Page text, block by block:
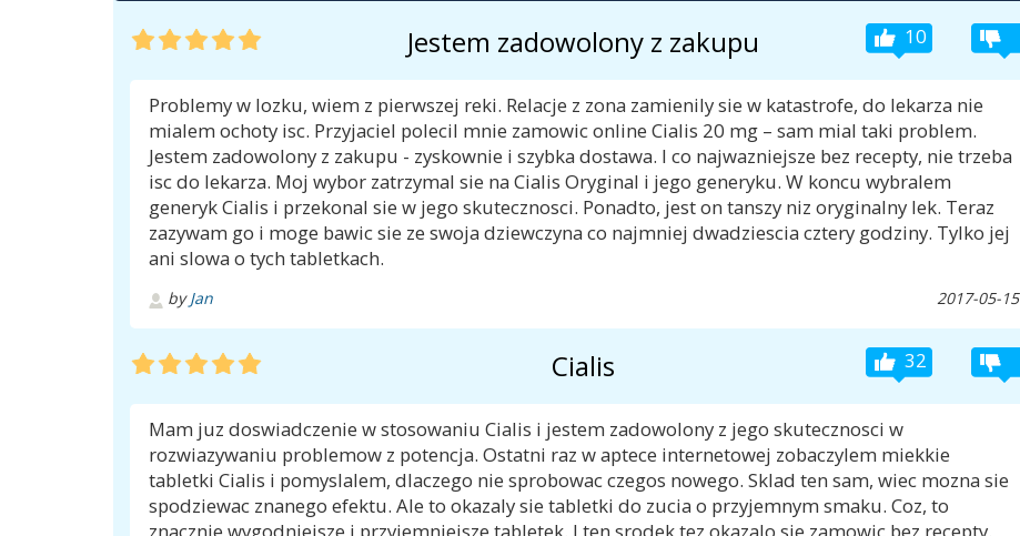
Jestem zadowolony z zakupu 10
Problemy w lozku, wiem z pierwszej reki. Relacje z zona zamienily sie w katastrofe, do lekarza nie
mialem ochoty isc. Przyjaciel polecil mnie zamowic online Cialis 20 mg – sam mial taki problem.
Jestem zadowolony z zakupu - zyskownie i szybka dostawa. I co najwazniejsze bez recepty, nie trzeba
isc do lekarza. Moj wybor zatrzymal sie na Cialis Oryginal i jego generyku. W koncu wybralem
generyk Cialis i przekonal sie w jego skutecznosci. Ponadto, jest on tanszy niz oryginalny lek. Teraz
zazywam go i moge bawic sie ze swoja dziewczyna co najmniej dwadziescia cztery godziny. Tylko jej
ani slowa o tych tabletkach.
byJan 2017-05-15
Cialis 32
Mam juz doswiadczenie w stosowaniu Cialis i jestem zadowolony z jego skutecznosci w
rozwiazywaniu problemow z potencja. Ostatni raz w aptece internetowej zobaczylem miekkie
tabletki Cialis i pomyslalem, dlaczego nie sprobowac czegos nowego. Sklad ten sam, wiec mozna sie
spodziewac znanego efektu. Ale to okazaly sie tabletki do zucia o przyjemnym smaku. Coz, to